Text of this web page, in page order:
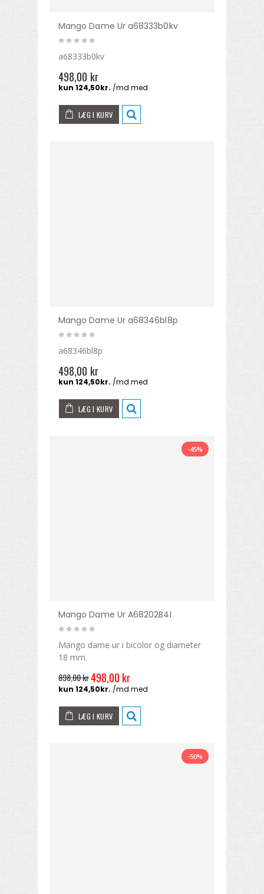
Mango Dame Ur a68333b0kv
a68333b0kv
498,00 kr
LÆG I KURV
Mango Dame Ur a68346bl8p
a68346bl8p
498,00 kr
LÆG I KURV
-45%
Mango Dame Ur A68202B4I
Mango dame ur i bicolor og diameter
18 mm.
898,00 kr498,00 kr
LÆG I KURV
-50%